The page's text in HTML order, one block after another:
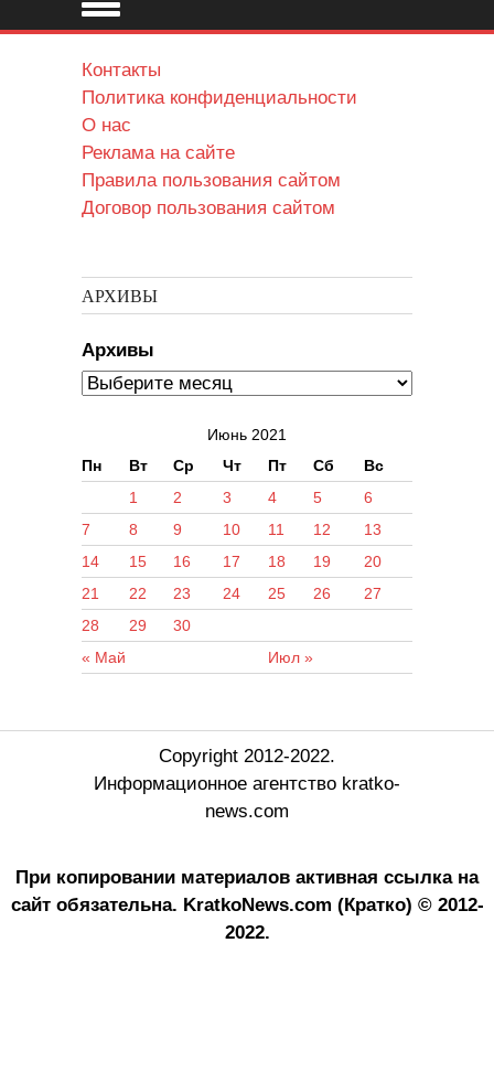
Контакты
Политика конфиденциальности
О нас
Реклама на сайте
Правила пользования сайтом
Договор пользования сайтом
АРХИВЫ
Архивы
Июнь 2021
Пн
Вт Ср Чт Пт Сб Вс
« Май Июл »
1 2 3 4 5
6
7
8 9 10 11 12
13
14
15 16 17 18 19
20
21
22 23 24 25 26
27
28
29 30
Copyright 2012-2022.
Информационное агентство kratko-
news.com
При копировании материалов активная ссылка на
сайт обязательна. KratkoNews.com (Кратко) © 2012-
2022.